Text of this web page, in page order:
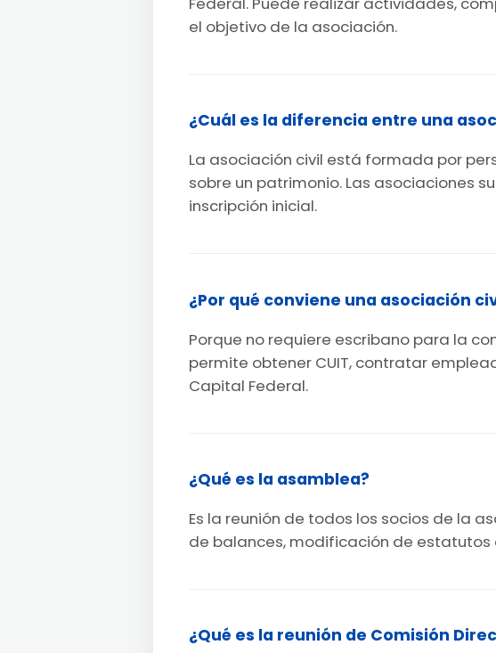
el objetivo de la asociación.
¿Cuál es la diferencia entre una
La asociación civil está formada por
sobre un patrimonio. Las asociaciones
inscripción inicial.
¿Por qué conviene una asociación
Porque no requiere escribano para la
permite obtener CUIT, contratar
Capital Federal.
¿Qué es la asamblea?
Es la reunión de todos los socios de la
de balances, modificación de
¿Qué es la reunión de Comisión